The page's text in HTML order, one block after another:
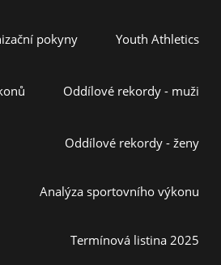
pokyny Youth Athletics
Oddílové rekordy - muži
Oddílové rekordy - ženy
Analýza sportovního výkonu
Termínová listina 2025